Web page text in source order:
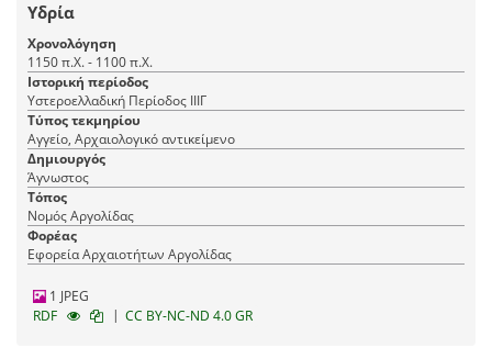
Υδρία
Χρονολόγηση
1150 π.Χ. - 1100 π.Χ.
Ιστορική περίοδος
Υστεροελλαδική Περίοδος ΙΙΙΓ
Τύπος τεκμηρίου
Αγγείο, Αρχαιολογικό αντικείμενο
Δημιουργός
Άγνωστος
Τόπος
Νομός Αργολίδας
Φορέας
Εφορεία Αρχαιοτήτων Αργολίδας
1 JPEG
RDF
| CC BY-NC-ND 4.0 GR